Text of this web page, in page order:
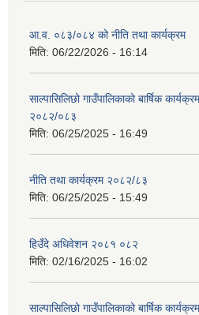
आ.व. ०८३/०८४ को नीति तथा कार्यक्रम
मिति: 06/22/2026 - 16:14
साल्पासिलिछो गाउँपालिकाको बार्षिक
२०८२/०८३
मिति: 06/25/2025 - 16:49
नीति तथा कार्यक्रम २०८२/८३
मिति: 06/25/2025 - 15:49
हिउँदे अधिवेशन २०८१ ०८२
मिति: 02/16/2025 - 16:02
साल्पासिलिछो गाउँपालिकाको बार्षिक